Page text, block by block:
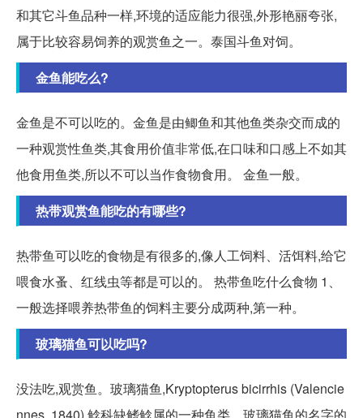
和其它斗鱼品种一样,环境的适应能力很强,外形艳丽夸张,
属于比较容易饲养的观赏鱼之一。泰国斗鱼对饲。
金鱼能吃么?
金鱼是不可以吃的。金鱼是由鲫鱼和其他鱼类杂交而成的
一种观赏性鱼类,其食用价值非常低,在口味和口感上不如其
他食用鱼类,所以不可以当作食物食用。 金鱼一般。
热带观赏鱼能吃的有哪些?
热带鱼可以吃的食物是有很多的,像人工饲料、活饵料,给它
喂食水蚤、红线虫等都是可以的。 热带鱼吃什么食物 1、
一般选择喂养热带鱼的饲料主要分成两种,第一种。
玻璃猫鱼可以吃吗?
没法吃,观赏鱼。玻璃猫鱼,Kryptopterus bicirrhis (Valencie
nnes, 1840),鲶科缺鳍鲶属的一种鱼类。玻璃猫鱼的名字的